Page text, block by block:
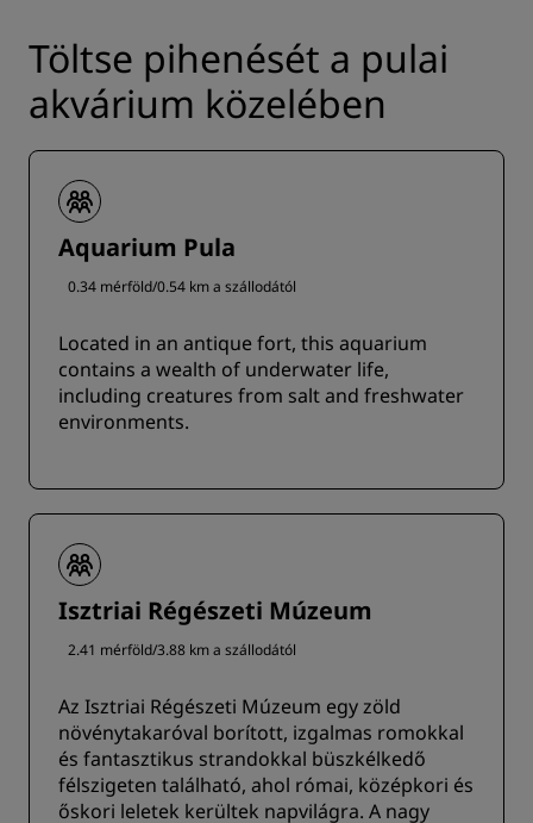
Töltse pihenését a pulai
akvárium közelében
Aquarium Pula
0.34 mérföld/0.54 km a szállodától
Located in an antique fort, this aquarium
contains a wealth of underwater life,
including creatures from salt and freshwater
environments.
Isztriai Régészeti Múzeum
2.41 mérföld/3.88 km a szállodától
Az Isztriai Régészeti Múzeum egy zöld
növénytakaróval borított, izgalmas romokkal
és fantasztikus strandokkal büszkélkedő
félszigeten található, ahol római, középkori és
őskori leletek kerültek napvilágra. A nagy